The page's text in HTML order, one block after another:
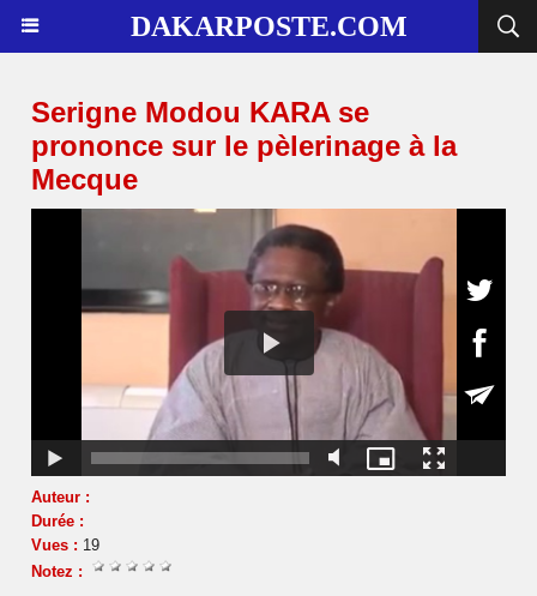
DAKARPOSTE.COM
Serigne Modou KARA se
prononce sur le pèlerinage à la
Mecque
Auteur :
Durée :
Vues : 19
Notez :